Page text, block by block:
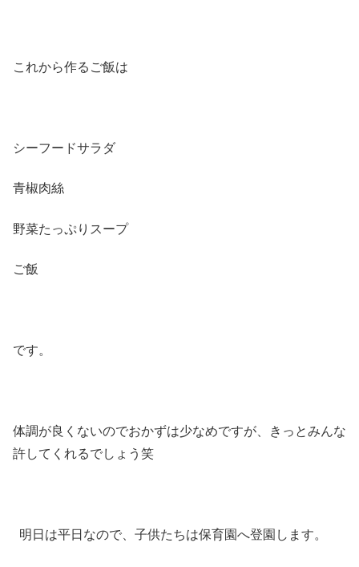
これから作るご飯は
シーフードサラダ
青椒肉絲
野菜たっぷりスープ
ご飯
です。
体調が良くないのでおかずは少なめですが、きっとみんな
許してくれるでしょう笑
明日は平日なので、子供たちは保育園へ登園します。